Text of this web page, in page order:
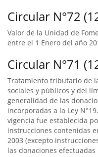
Circular N°72
Valor de la Unidad de
entre el 1 Enero del año
Circular N°71
Tratamiento tributario de
sociales y públicos y del
generalidad de las
incorporadas a la Ley
vigencia fue establecida
instrucciones contenidas
2003 (excepto
las donaciones